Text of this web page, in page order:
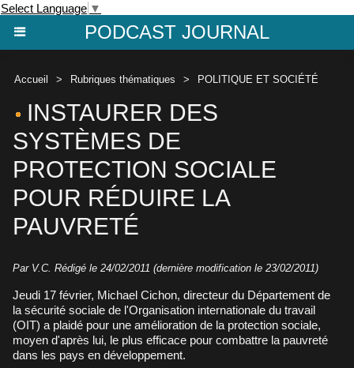
Select Language ▼
PODCAST JOURNAL
Accueil > Rubriques thématiques > POLITIQUE ET SOCIÉTÉ
INSTAURER DES
SYSTÈMES DE
PROTECTION SOCIALE
POUR RÉDUIRE LA
PAUVRETÉ
Par V.C. Rédigé le 24/02/2011 (dernière modification le 23/02/2011)
Jeudi 17 février, Michael Cichon, directeur du Département de
la sécurité sociale de l'Organisation internationale du travail
(OIT) a plaidé pour une amélioration de la protection sociale,
moyen d'après lui, le plus efficace pour combattre la pauvreté
dans les pays en développement.